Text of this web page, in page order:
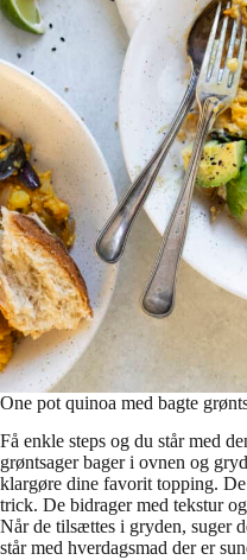
One pot quinoa med bagte
Få enkle steps og du står med
grøntsager bager i ovnen og
klargøre dine favorit topping.
trick. De bidrager med tekstur
Når de tilsættes i gryden, suger
står med hverdagsmad der er